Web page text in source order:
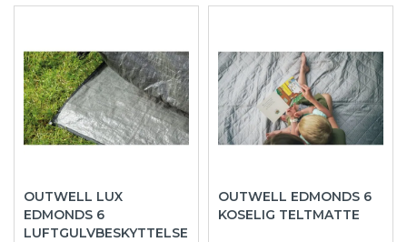
OUTWELL LUX
EDMONDS 6
LUFTGULVBESKYTTELSE
OUTWELL EDMONDS 6
KOSELIG TELTMATTE